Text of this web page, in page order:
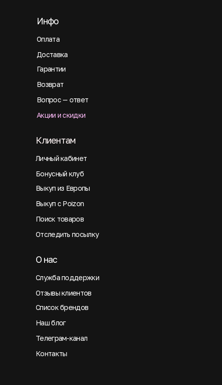
Оплата
Инфо
Доставка
Гарантии
Возврат
Вопрос — ответ
Акции и скидки
Личный кабинет
Клиентам
Бонусный клуб
Выкуп из Европы
Выкуп с Poizon
Поиск товаров
Отследить посылку
Служба поддержки
О нас
Отзывы клиентов
Список брендов
Наш блог
Телеграм-канал
Контакты